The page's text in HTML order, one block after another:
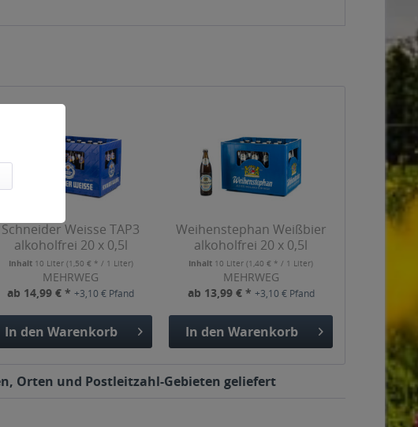
Schneider Weisse TAP3
alkoholfrei 20 x 0,5l
Inhalt 10 Liter (1,50 € * / 1 Liter)
MEHRWEG
ab 14,99 € *+3,10 € Pfand
In den Warenkorb
Weihenstephan Weißbier
alkoholfrei 20 x 0,5l
Inhalt 10 Liter(1,40 € * / 1 Liter)
MEHRWEG
ab 13,99 € * +3,10 € Pfand
In den Warenkorb
Orten und Postleitzahl-Gebieten geliefert